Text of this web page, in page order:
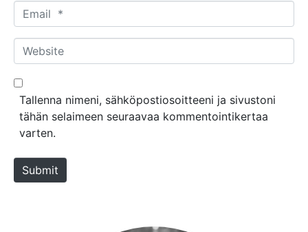
m
*
m
a
*
W
e
b
Tallenna nimeni, sähköpostiosoitteeni ja sivustoni
tähän selaimeen seuraavaa kommentointikertaa
varten.
Submit